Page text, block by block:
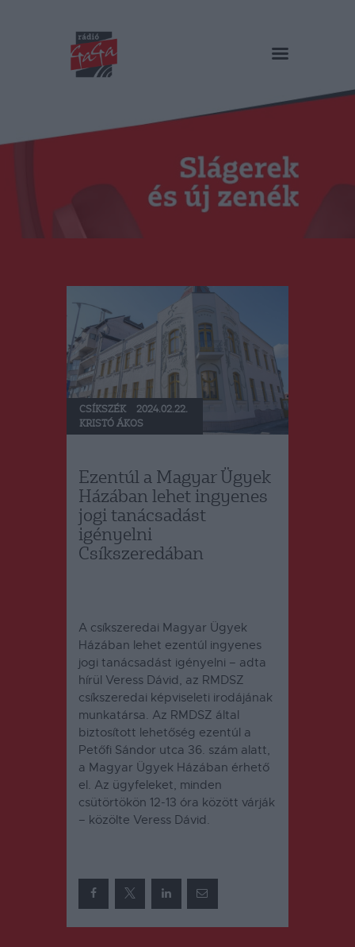
RÁDIÓ GAGA
Műsorok
Duma Duba
Podcast és videók
Stáb
RO
CSÍKSZÉK
2024.02.22.
KRISTÓ ÁKOS
Ezentúl a Magyar Ügyek
Házában lehet ingyenes
jogi tanácsadást
igényelni
Csíkszeredában
A csíkszeredai Magyar Ügyek
Házában lehet ezentúl ingyenes
jogi tanácsadást igényelni – adta
hírül Veress Dávid, az RMDSZ
csíkszeredai képviseleti irodájának
munkatársa. Az RMDSZ által
biztosított lehetőség ezentúl a
Petőfi Sándor utca 36. szám alatt,
a Magyar Ügyek Házában érhető
el. Az ügyfeleket, minden
csütörtökön 12-13 óra között várják
– közölte Veress Dávid.